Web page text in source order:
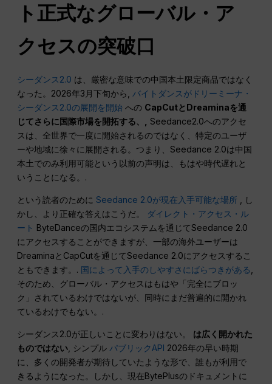
ト正式なグローバル・ア
クセスの突破口
シーダンス2.0 は、厳密な意味での中国本土限定商品ではなく
なった。2026年3月下旬から, バイトダンスがドリーミーナ・
シーダンス2.0の展開を開始 への CapCutとDreaminaを通
じてさらに国際市場を開拓する、,
Seedance2.0へのアクセ
スは、全世界で一度に開始されるのではなく、特定のユーザ
ーや地域に徐々に展開される。つまり、Seedance 2.0は中国
本土でのみ利用可能という以前の声明は、もはや時代遅れと
いうことになる。.
という読者のためにSeedance 2.0が現在入手可能な場所 , し
かし、より正確な答えはこうだ。 ダイレクト・アクセス・ル
ート ByteDanceの国内エコシステムを通じてSeedance 2.0
にアクセスすることができますが、一部の海外ユーザーは
DreaminaとCapCutを通じてSeedance 2.0にアクセスするこ
ともできます。. 国によって入手のしやすさにばらつきがある
そのため、グローバル・アクセスはもはや「完全にブロッ
ク」されているわけではないが、同時にまだ普遍的に開かれ
ているわけでもない。.
シーダンス2.0が正しいことに変わりはない。 は広く開かれた
ものではない , シンプル パブリックAPI 2026年の早い時期
に、多くの開発者が期待していたような形で、誰もが利用で
きるようになった。しかし、現在BytePlusのドキュメントに